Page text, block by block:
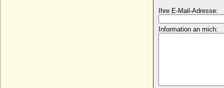
Ihre E-Mail-Adresse:
Information an mich: